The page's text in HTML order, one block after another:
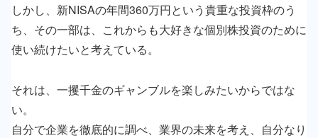
しかし、新NISAの年間360万円という貴重な投資枠のう
ち、その一部は、これからも大好きな個別株投資のために
使い続けたいと考えている。
それは、一攫千金のギャンブルを楽しみたいからではな
い。
自分で企業を徹底的に調べ、業界の未来を考え、自分なり